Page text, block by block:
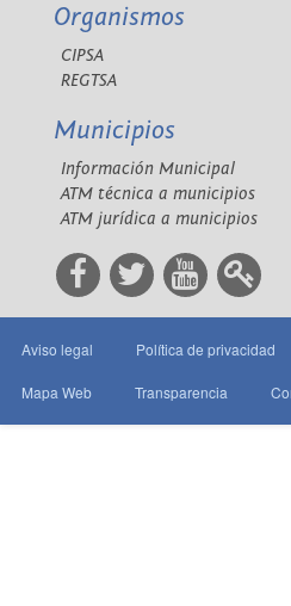
Organismos
CIPSA
REGTSA
Municipios
Información Municipal
ATM técnica a municipios
ATM jurídica a municipios
Aviso legal Política de privacidad
Mapa Web Transparencia